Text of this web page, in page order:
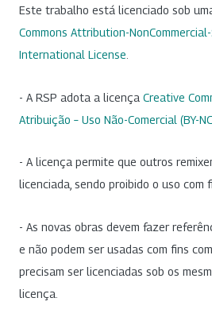
Este trabalho está licenciado sob
Commons Attribution-
International License
- A RSP adota a licença Creative
Atribuição – Uso Não-Comercial (BY-
- A licença permite que outros
licenciada, sendo proibido o uso com
- As novas obras devem fazer
e não podem ser usadas com fins
precisam ser licenciadas sob os
licença.